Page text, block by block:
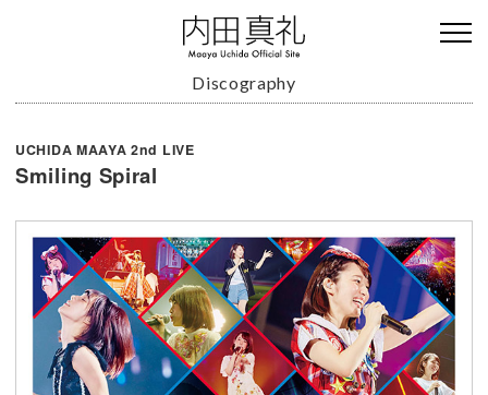
Discography
UCHIDA MAAYA 2nd LIVE
Smiling Spiral